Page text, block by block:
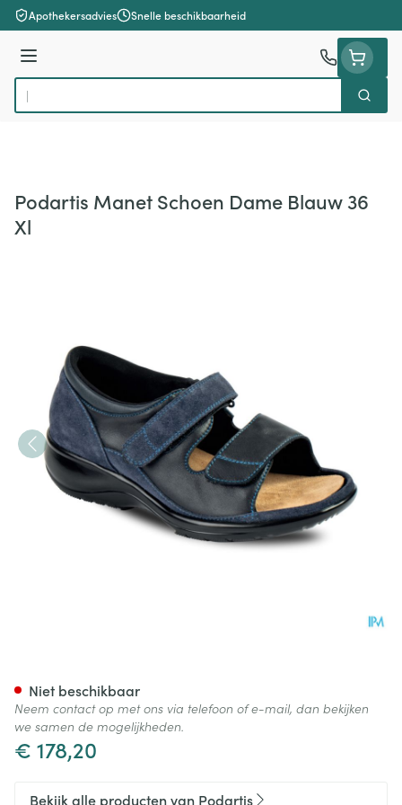
Ga naar de inhoud
Apothekersadvies Snelle beschikbaarheid
Menu
Product, merk, categorie...
Zoek
Podartis Manet Schoen Dame Blauw 36
Xl
€ 178,20
Niet beschikbaar
Neem contact op met ons via telefoon of e-mail, dan bekijken
we samen de mogelijkheden.
Bekijk alle producten van Podartis